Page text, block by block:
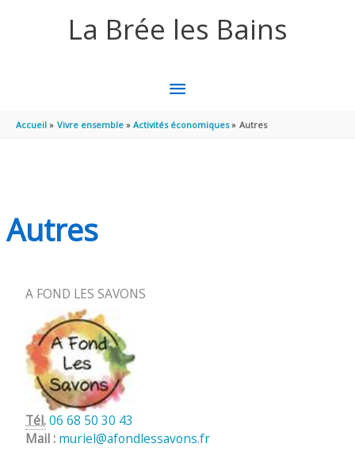
La Brée les Bains
MENU
PRINCIPAL
Accueil Vivre ensemble Activités économiques Autres
Autres
A FOND LES SAVONS
Tél.06 68 50 30 43
Mail : muriel@afondlessavons.fr